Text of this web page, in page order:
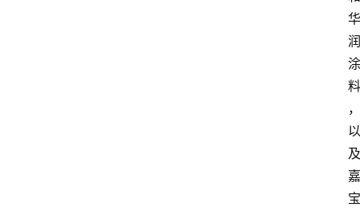
华
润
涂
料
，
以
及
嘉
宝